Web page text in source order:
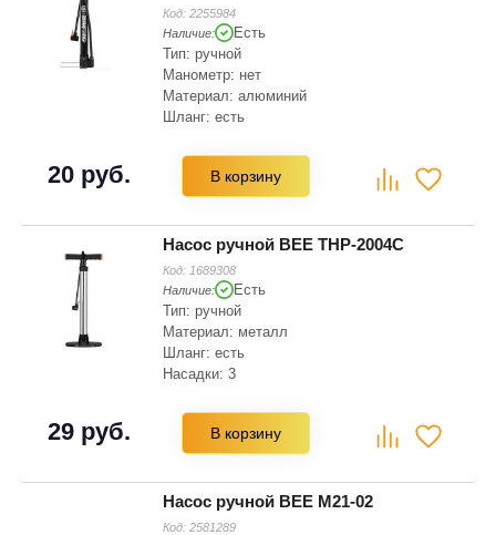
Код: 2255984
Наличие:
Есть
Тип: ручной
Манометр: нет
Материал: алюминий
Шланг: есть
Насадка для ниппелей: Presta (SV),
Schrader (AV)
20 руб. В корзину
Насос ручной BEE THP-2004C
Код: 1689308
Наличие:
Есть
Тип: ручной
Материал: металл
Шланг: есть
Насадки: 3
Насадка для ниппелей: Presta (SV)
29 руб. В корзину
Насос ручной BEE M21-02
Код: 2581289